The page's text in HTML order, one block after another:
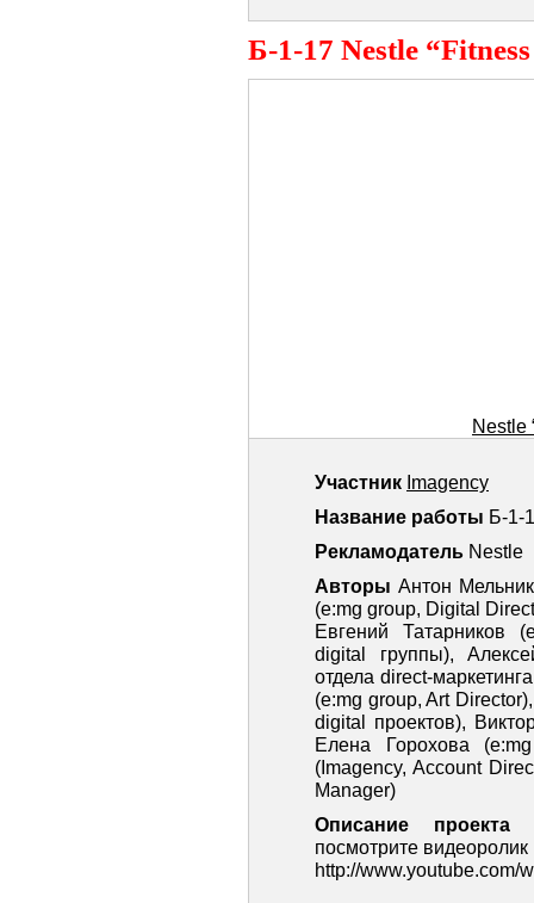
Б-1-17 Nestle
Nestle
Участник Imagency
Название работы Б-1-
Рекламодатель Nestle
Авторы Антон
(e:mg group, Digital
Евгений Татарников
digital группы),
отдела direct-
(e:mg group, Art
digital проектов),
Елена Горохова
(Imagency, Account
Manager)
Описание проекта
посмотрите видеоролик
http://www.youtube.com/